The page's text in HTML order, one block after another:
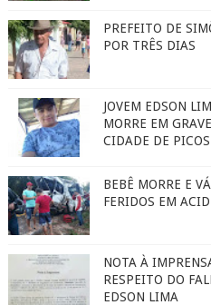
PREFEITO DE
POR TRÊS DIAS
JOVEM EDSON
MORRE EM
CIDADE DE
BEBÊ MORRE E
FERIDOS EM
NOTA À
RESPEITO DO
EDSON LIMA